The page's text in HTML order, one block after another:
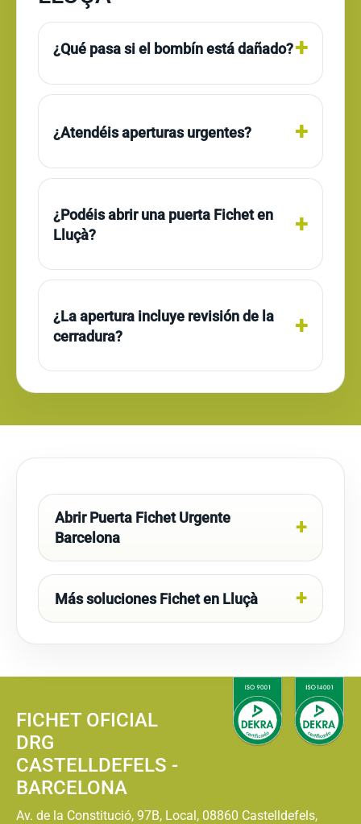
¿Qué pasa si el bombín está dañado?
¿Atendéis aperturas urgentes?
¿Podéis abrir una puerta Fichet en
Lluçà?
¿La apertura incluye revisión de la
cerradura?
Abrir Puerta Fichet Urgente
Barcelona
Más soluciones Fichet en Lluçà
FICHET OFICIAL
DRG
CASTELLDEFELS -
BARCELONA
Av. de la Constitució, 97B, Local, 08860 Castelldefels,